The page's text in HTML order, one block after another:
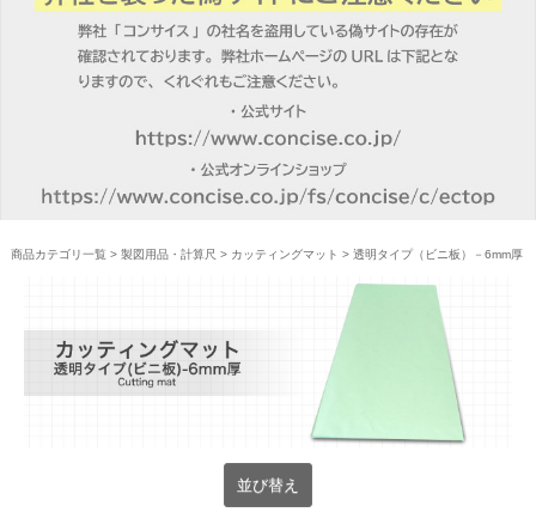
商品カテゴリ一覧 > 製図用品・計算尺 > カッティングマット > 透明タイプ（ビニ板）－6mm厚
並び替え